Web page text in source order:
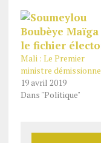
Mali : Le Premier
ministre démissionne
19 avril 2019
Dans "Politique"